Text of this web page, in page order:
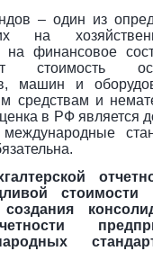
– один из
на
финансовое
стоимость
машин и
средствам и
в РФ является